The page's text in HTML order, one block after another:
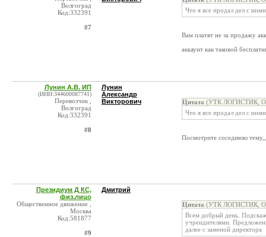
Волгоград
Код:332391
#7
Что я все продал дел с
Вам платят не за продажу
аккаунт как таковой
Лунин А.В. ИП
(ИНН:344600087741)
Перевозчик ,
Волгоград
Код:332391
#8
Лунин
Александр
Викторович
Цитата (УТК ЛОГИСТИК,
Что я все продал дел с
Посмотрите соседнюю
Президиум Д КС,
физ.лицо
Общественное движение ,
Москва
Код:581877
#9
Дмитрий
Цитата (УТК ЛОГИСТИК,
Всем добрый день.
учреидителями.
далее с заменой директора